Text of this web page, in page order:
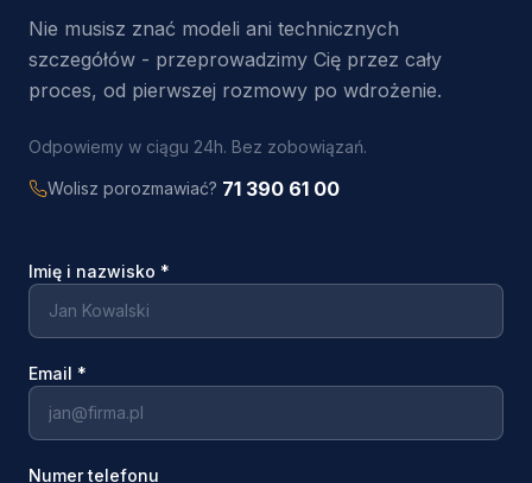
Nie musisz znać modeli ani technicznych
szczegółów - przeprowadzimy Cię przez cały
proces, od pierwszej rozmowy po wdrożenie.
Odpowiemy w ciągu 24h. Bez zobowiązań.
Wolisz porozmawiać? 71 390 61 00
Imię i nazwisko *
Email *
Numer telefonu